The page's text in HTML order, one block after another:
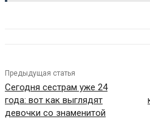
Предыдущая статья
Сегодня сестрам уже 24
года: вот как выглядят
девочки со знаменитой